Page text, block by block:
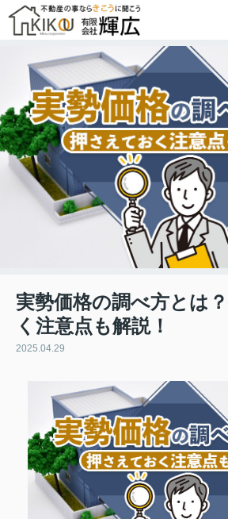
実勢価格の調べ方とは
く注意点も解説！
2025.04.29